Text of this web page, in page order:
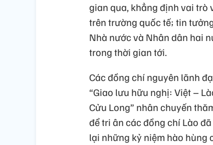
gian qua, khẳng định vai trò
trên trường quốc tế; tin
Nhà nước và Nhân dân hai
trong thời gian tới.
Các đồng chí nguyên lãnh
“Giao lưu hữu nghị: Việt –
Cửu Long” nhân chuyến
để tri ân các đồng chí Lào
lại những kỷ niệm hào hùng